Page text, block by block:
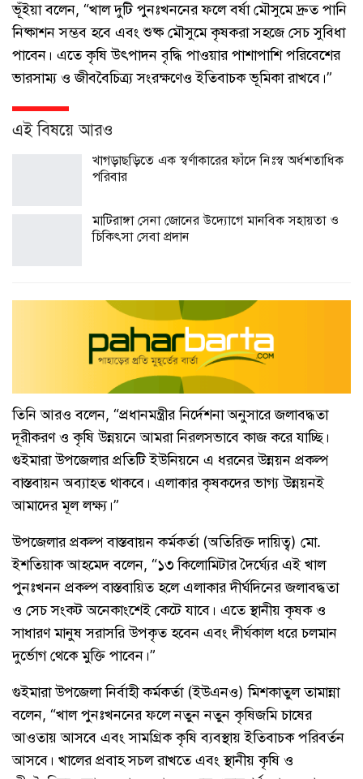
ভূঁইয়া বলেন, “খাল দুটি পুনঃখননের ফলে বর্ষা মৌসুমে দ্রুত পানি
নিষ্কাশন সম্ভব হবে এবং শুষ্ক মৌসুমে কৃষকরা সহজে সেচ সুবিধা
পাবেন। এতে কৃষি উৎপাদন বৃদ্ধি পাওয়ার পাশাপাশি পরিবেশের
ভারসাম্য ও জীববৈচিত্র্য সংরক্ষণেও ইতিবাচক ভূমিকা রাখবে।”
এই বিষয়ে আরও
খাগড়াছড়িতে এক স্বর্ণাকারের ফাঁদে নিঃস্ব অর্ধশতাধিক
পরিবার
মাটিরাঙ্গা সেনা জোনের উদ্যোগে মানবিক সহায়তা ও
চিকিৎসা সেবা প্রদান
তিনি আরও বলেন, “প্রধানমন্ত্রীর নির্দেশনা অনুসারে জলাবদ্ধতা
দূরীকরণ ও কৃষি উন্নয়নে আমরা নিরলসভাবে কাজ করে যাচ্ছি।
গুইমারা উপজেলার প্রতিটি ইউনিয়নে এ ধরনের উন্নয়ন প্রকল্প
বাস্তবায়ন অব্যাহত থাকবে। এলাকার কৃষকদের ভাগ্য উন্নয়নই
আমাদের মূল লক্ষ্য।”
উপজেলার প্রকল্প বাস্তবায়ন কর্মকর্তা (অতিরিক্ত দায়িত্ব) মো.
ইশতিয়াক আহমেদ বলেন, “১৩ কিলোমিটার দৈর্ঘ্যের এই খাল
পুনঃখনন প্রকল্প বাস্তবায়িত হলে এলাকার দীর্ঘদিনের জলাবদ্ধতা
ও সেচ সংকট অনেকাংশেই কেটে যাবে। এতে স্থানীয় কৃষক ও
সাধারণ মানুষ সরাসরি উপকৃত হবেন এবং দীর্ঘকাল ধরে চলমান
দুর্ভোগ থেকে মুক্তি পাবেন।”
গুইমারা উপজেলা নির্বাহী কর্মকর্তা (ইউএনও) মিশকাতুল তামান্না
বলেন, “খাল পুনঃখননের ফলে নতুন নতুন কৃষিজমি চাষের
আওতায় আসবে এবং সামগ্রিক কৃষি ব্যবস্থায় ইতিবাচক পরিবর্তন
আসবে। খালের প্রবাহ সচল রাখতে এবং স্থানীয় কৃষি ও